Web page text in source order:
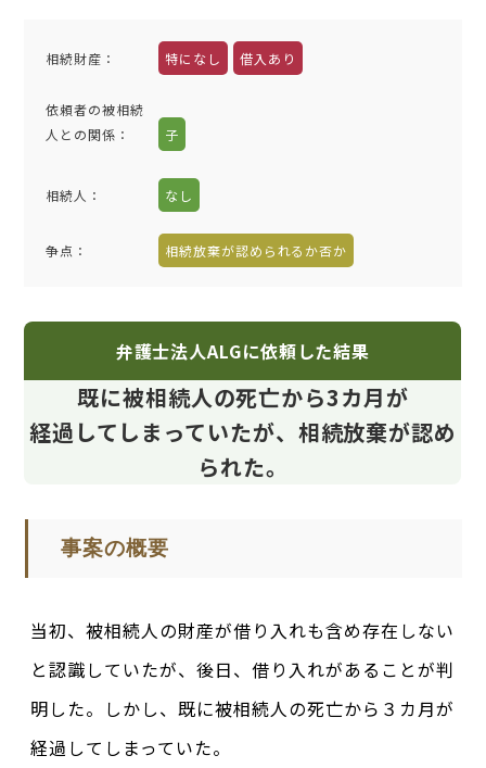
相続財産 ： 特になし 借入あり
依頼者の被相続
人との関係 ： 子
相続人 ： なし
争点 ： 相続放棄が認められるか否か
弁護士法人ALGに依頼した結果
既に被相続人の死亡から3カ月が
経過してしまっていたが、相続放棄が認め
られた。
事案の概要
当初、被相続人の財産が借り入れも含め存在しない
と認識していたが、後日、借り入れがあることが判
明した。しかし、既に被相続人の死亡から３カ月が
経過してしまっていた。